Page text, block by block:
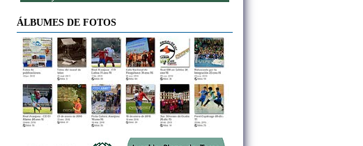
ÁLBUMES DE FOTOS